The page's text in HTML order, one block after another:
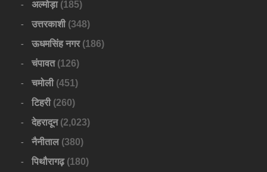
अल्मोड़ा(185)
उत्तरकाशी(348)
ऊधमसिंह नगर(186)
चंपावत(126)
चमोली(451)
टिहरी(260)
देहरादून(2,023)
नैनीताल(380)
पिथौरागढ़(180)